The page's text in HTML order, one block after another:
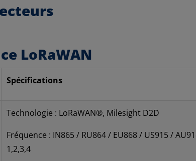
LoRaWAN
Spécifications
Technologie : LoRaWAN®, Milesight D2D
Fréquence : IN865 / RU864 / EU868 / US915 /
1,2,3,4